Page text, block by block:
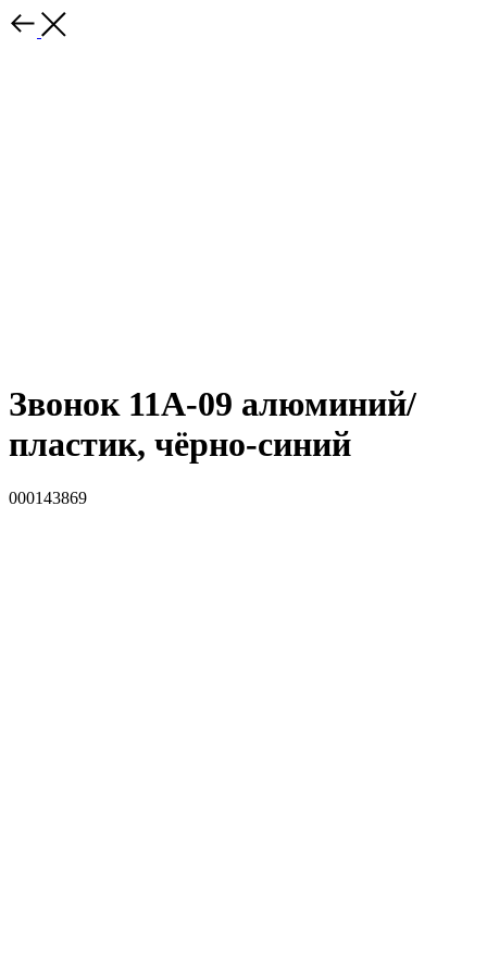
Звонок 11A-09 алюминий/
пластик, чёрно-синий
000143869